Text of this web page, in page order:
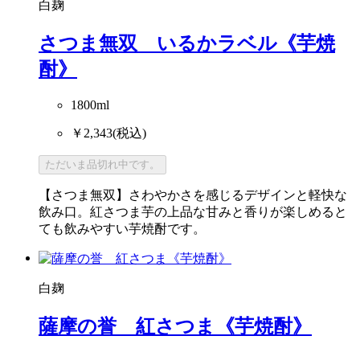
白麹
さつま無双 いるかラベル《芋焼
酎》
1800ml
￥2,343(税込)
ただいま品切れ中です。
【さつま無双】さわやかさを感じるデザインと軽快な
飲み口。紅さつま芋の上品な甘みと香りが楽しめると
ても飲みやすい芋焼酎です。
白麹
薩摩の誉 紅さつま《芋焼酎》